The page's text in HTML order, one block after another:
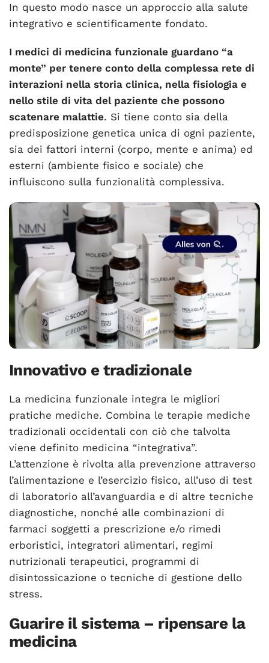
In questo modo nasce un approccio alla salute
integrativo e scientificamente fondato.
I medici di medicina funzionale guardano “a
monte” per tenere conto della complessa rete di
interazioni nella storia clinica, nella fisiologia e
nello stile di vita del paziente che possono
scatenare malattie. Si tiene conto sia della
predisposizione genetica unica di ogni paziente,
sia dei fattori interni (corpo, mente e anima) ed
esterni (ambiente fisico e sociale) che
influiscono sulla funzionalità complessiva.
Innovativo e tradizionale
La medicina funzionale integra le migliori
pratiche mediche. Combina le terapie mediche
tradizionali occidentali con ciò che talvolta
viene definito medicina “integrativa”.
L’attenzione è rivolta alla prevenzione attraverso
l’alimentazione e l’esercizio fisico, all’uso di test
di laboratorio all’avanguardia e di altre tecniche
diagnostiche, nonché alle combinazioni di
farmaci soggetti a prescrizione e/o rimedi
erboristici, integratori alimentari, regimi
nutrizionali terapeutici, programmi di
disintossicazione o tecniche di gestione dello
stress.
Guarire il sistema – ripensare la
medicina